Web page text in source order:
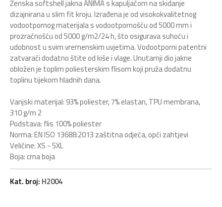
Ženska softshell jakna ANIMA s kapuljačom na skidanje
dizajnirana u slim fit kroju. Izrađena je od visokokvalitetnog
vodootpornog materijala s vodootpornošću od 5000 mm i
prozračnošću od 5000 g/m2/24 h, što osigurava suhoću i
udobnost u svim vremenskim uvjetima. Vodootporni patentni
zatvarači dodatno štite od kiše i vlage. Unutarnji dio jakne
obložen je toplim poliesterskim flisom koji pruža dodatnu
toplinu tijekom hladnih dana.
Vanjski materijal: 93% poliester, 7% elastan, TPU membrana,
310 g/m 2
Podstava: flis 100% poliester
Norma: EN ISO 13688:2013 zaštitna odjeća, opći zahtjevi
Veličine: XS - 5XL
Boja: crna boja
Kat. broj: H2004